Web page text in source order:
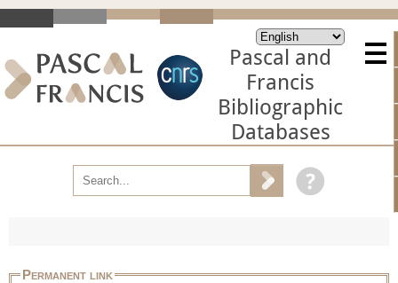
Pascal and
Francis
Bibliographic
Databases
Permanent link